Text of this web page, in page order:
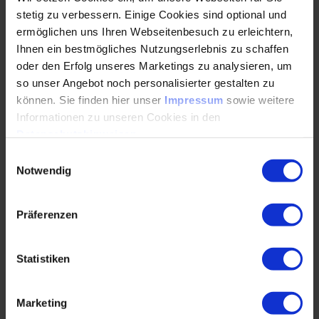
stetig zu verbessern. Einige Cookies sind optional und
ermöglichen uns Ihren Webseitenbesuch zu erleichtern,
Ihnen ein bestmögliches Nutzungserlebnis zu schaffen
oder den Erfolg unseres Marketings zu analysieren, um
so unser Angebot noch personalisierter gestalten zu
können. Sie finden hier unser Impressum sowie weitere
Informationen zu unseren Cookies in den
Notwendig
Präferenzen
Statistiken
Marketing
Mit dem Software Defined Vehicle zu mehr
Entwicklungseffizienz und kürzerer Time-to-
market
02.09.2024
Das Software Defined Vehicle (SDV) verkürzt die
kompletten Entwicklungsprozess. Gilles Mabire,
neue Halbleiter